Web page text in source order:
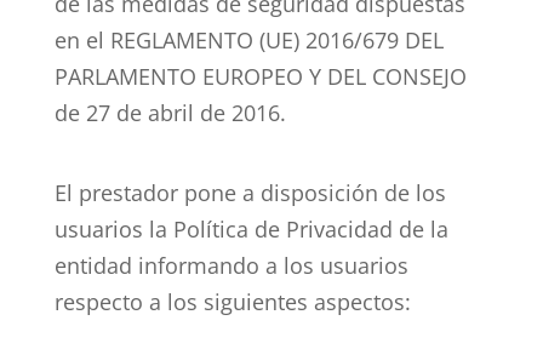
en el REGLAMENTO (UE) 2016/679 DEL
PARLAMENTO EUROPEO Y DEL CONSEJO
de 27 de abril de 2016.
El prestador pone a disposición de los
usuarios la Política de Privacidad de la
entidad informando a los usuarios
respecto a los siguientes aspectos: